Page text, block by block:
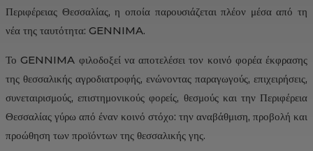
Περιφέρειας Θεσσαλίας, η οποία παρουσιάζεται πλέον μέσα από τη
νέα της ταυτότητα: GENNIMA.
Το GENNIMA φιλοδοξεί να αποτελέσει τον κοινό φορέα έκφρασης
της θεσσαλικής αγροδιατροφής, ενώνοντας παραγωγούς, επιχειρήσεις,
συνεταιρισμούς, επιστημονικούς φορείς, θεσμούς και την Περιφέρεια
Θεσσαλίας γύρω από έναν κοινό στόχο: την αναβάθμιση, προβολή και
προώθηση των προϊόντων της θεσσαλικής γης.